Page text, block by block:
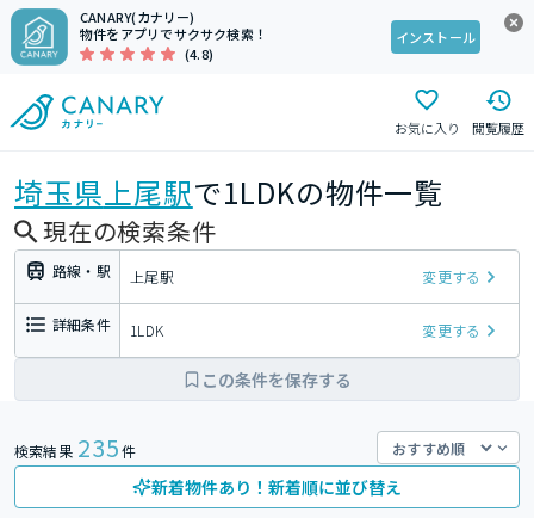
CANARY(カナリー)
物件をアプリでサクサク検索！
(4.8)
インストール
お気に入り 閲覧履歴
埼玉県上尾駅で1LDKの物件一覧
現在の検索条件
路線・駅 上尾駅 変更する
詳細条件 1LDK 変更する
この条件を保存する
検索結果 235件
新着物件あり！新着順に並び替え